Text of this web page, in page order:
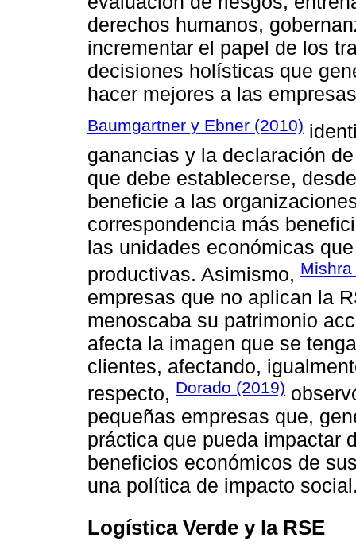
derechos humanos,
incrementar el papel de los
decisiones holísticas que
hacer mejores a las
Baumgartner y Ebner (2010)
ganancias y la declaración
que debe establecerse,
beneficie a las
correspondencia más
las unidades económicas
productivas. Asimismo,
empresas que no aplican la
menoscaba su patrimonio
afecta la imagen que se
clientes, afectando,
respecto, Dorado (2019)
pequeñas empresas que,
práctica que pueda impactar
beneficios económicos de
una política de impacto
Logística Verde y la RSE